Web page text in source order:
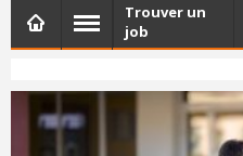
Trouver un
job